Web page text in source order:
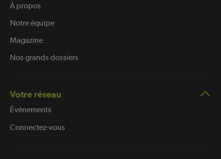
À propos
Notre équipe
Magazine
Nos grands dossiers
Votre réseau
Évènements
Connectez-vous